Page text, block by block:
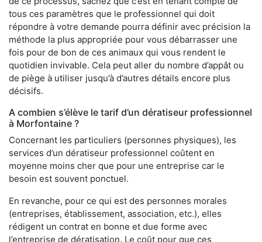
tous ces paramètres que le professionnel qui doit
répondre à votre demande pourra définir avec précision la
méthode la plus appropriée pour vous débarrasser une
fois pour de bon de ces animaux qui vous rendent le
quotidien invivable. Cela peut aller du nombre d’appât ou
de piège à utiliser jusqu’à d’autres détails encore plus
décisifs.
A combien s’élève le tarif d’un dératiseur professionnel
à Morfontaine ?
Concernant les particuliers (personnes physiques), les
services d’un dératiseur professionnel coûtent en
moyenne moins cher que pour une entreprise car le
besoin est souvent ponctuel.
En revanche, pour ce qui est des personnes morales
(entreprises, établissement, association, etc.), elles
rédigent un contrat en bonne et due forme avec
l’entreprise de dératisation. Le coût pour que ces